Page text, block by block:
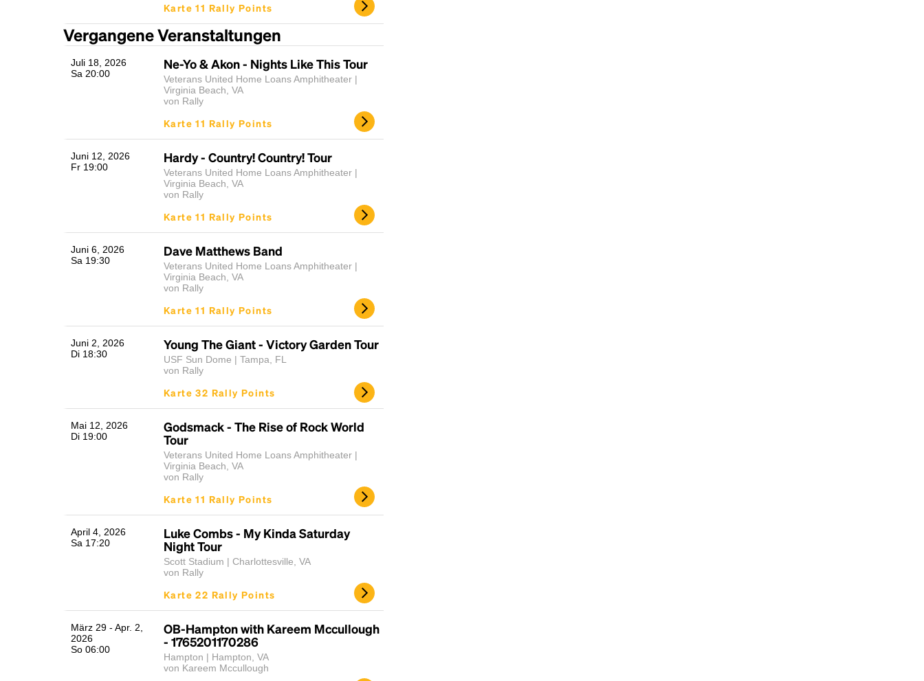
Karte 11 Rally Points
Vergangene Veranstaltungen
Juli 18, 2026
Sa 20:00
Ne-Yo & Akon - Nights Like This Tour
Veterans United Home Loans Amphitheater |
Virginia Beach, VA
von Rally
Karte 11 Rally Points
Juni 12, 2026
Fr 19:00
Hardy - Country! Country! Tour
Veterans United Home Loans Amphitheater |
Virginia Beach, VA
von Rally
Karte 11 Rally Points
Juni 6, 2026
Sa 19:30
Dave Matthews Band
Veterans United Home Loans Amphitheater |
Virginia Beach, VA
von Rally
Karte 11 Rally Points
Juni 2, 2026
Di 18:30
Young The Giant - Victory Garden Tour
USF Sun Dome | Tampa, FL
von Rally
Karte 32 Rally Points
Mai 12, 2026
Di 19:00
Godsmack - The Rise of Rock World
Tour
Veterans United Home Loans Amphitheater |
Virginia Beach, VA
von Rally
Karte 11 Rally Points
April 4, 2026
Sa 17:20
Luke Combs - My Kinda Saturday
Night Tour
Scott Stadium | Charlottesville, VA
von Rally
Karte 22 Rally Points
März 29 - Apr. 2,
2026
So 06:00
OB-Hampton with Kareem Mccullough
- 1765201170286
Hampton | Hampton, VA
von Kareem Mccullough